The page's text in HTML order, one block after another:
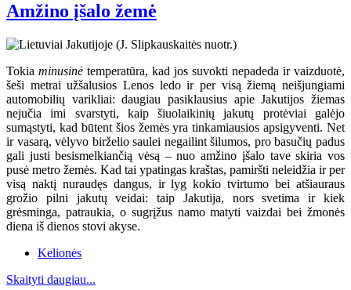
Amžino įšalo žemė
Tokia minusinė temperatūra, kad jos suvokti nepadeda ir vaizduotė,
šeši metrai užšalusios Lenos ledo ir per visą žiemą neišjungiami
automobilių varikliai: daugiau pasiklausius apie Jakutijos žiemas
nejučia imi svarstyti, kaip šiuolaikinių jakutų protėviai galėjo
sumąstyti, kad būtent šios žemės yra tinkamiausios apsigyventi. Net
ir vasarą, vėlyvo birželio saulei negailint šilumos, pro basučių padus
gali justi besismelkiančią vėsą – nuo amžino įšalo tave skiria vos
pusė metro žemės. Kad tai ypatingas kraštas, pamiršti neleidžia ir per
visą naktį nuraudęs dangus, ir lyg kokio tvirtumo bei atšiauraus
grožio pilni jakutų veidai: taip Jakutija, nors svetima ir kiek
grėsminga, patraukia, o sugrįžus namo matyti vaizdai bei žmonės
diena iš dienos stovi akyse.
Kelionės
Skaityti daugiau...